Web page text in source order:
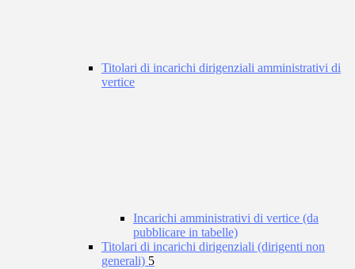
Titolari di incarichi dirigenziali amministrativi di
vertice
Incarichi amministrativi di vertice (da
pubblicare in tabelle)
Titolari di incarichi dirigenziali (dirigenti non
generali) 5